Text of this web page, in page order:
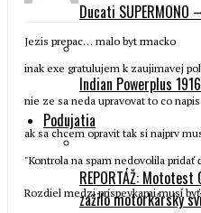
Ducati SUPERMONO
Indian Powerplus
Podujatia
REPORTÁŽ:
zažilo motorkársky
Jezis prepac… malo byt rmacko
inak exe gratulujem k zaujimavej
nie ze sa neda upravovat to co
ak sa chcem opravit tak si najprv
"Kontrola na spam nedovolila pridať
Rozdiel medzi príspevkami musí